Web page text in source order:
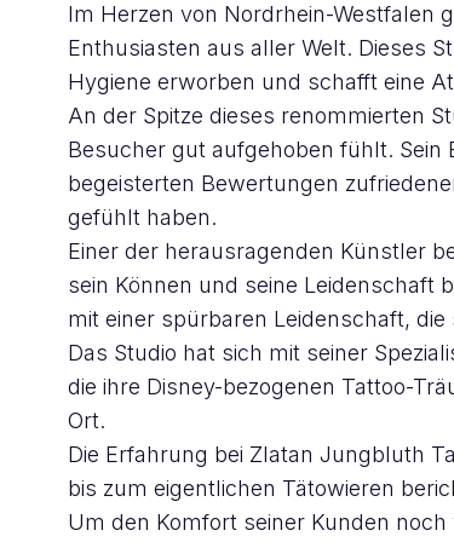
Im Herzen von Nordrhein-Westfalen
Enthusiasten aus aller Welt. Dieses
Hygiene erworben und schafft eine
An der Spitze dieses renommierten
Besucher gut aufgehoben fühlt. Sein
begeisterten Bewertungen
gefühlt haben.
Einer der herausragenden Künstler
sein Können und seine Leidenschaft
mit einer spürbaren Leidenschaft,
Das Studio hat sich mit seiner
die ihre Disney-bezogenen Tattoo-
Ort.
Die Erfahrung bei Zlatan Jungbluth
bis zum eigentlichen Tätowieren
Um den Komfort seiner Kunden